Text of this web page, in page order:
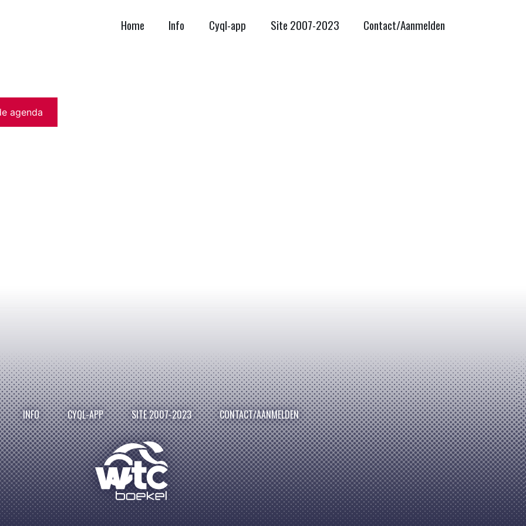
Home Info Cyql-app Site 2007-2023 Contact/Aanmelden
agenda
INFO CYQL-APP SITE 2007-2023 CONTACT/AANMELDEN